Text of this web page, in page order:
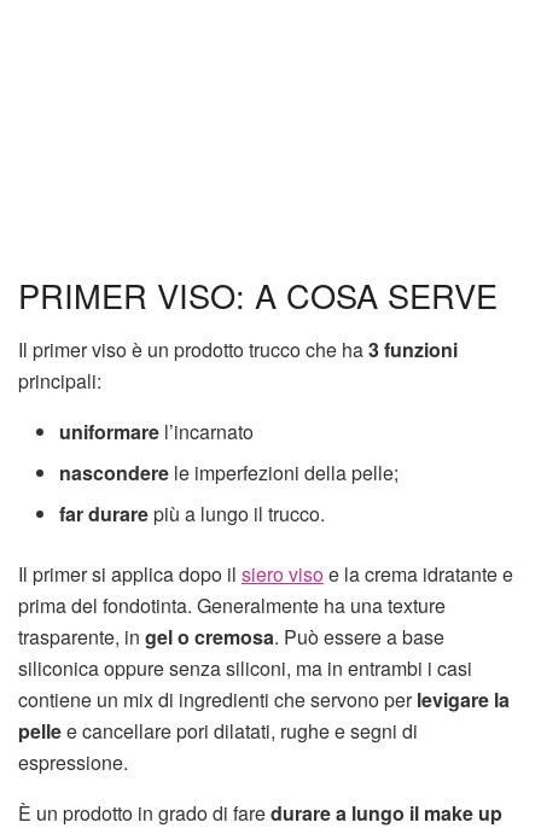
PRIMER VISO: A COSA SERVE
Il primer viso è un prodotto trucco che ha3 funzioni
principali:
uniformare l’incarnato
nascondere le imperfezioni della pelle;
far durarepiù a lungo il trucco.
Il primer si applica dopo il siero visoe la crema idratante e
prima del fondotinta. Generalmente ha una texture
trasparente, in gel o cremosa. Può essere a base
siliconica oppure senza siliconi, ma in entrambi i casi
contiene un mix di ingredienti che servono perlevigare la
pellee cancellare pori dilatati, rughe e segni di
espressione.
È un prodotto in grado di faredurare a lungo il make up